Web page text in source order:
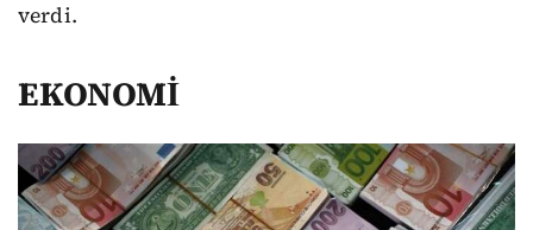
verdi.
EKONOMİ